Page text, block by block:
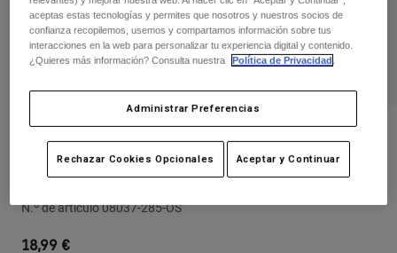
Guantes
Protecciones
Gafas de protección
Calcetines
Protecciones
Gafas de protección
Calcetines
Recambios
Camisetas y tops
Sudaderas
Ver todo
Moto
Cascos
Camisetas
Pantalones
Protecciones
Guantes
Espinillera/Rodillera Titan Peewee
N.º de artículo08037-285-OS
18,99 €
aceptas estas tecnologías y permites que nosotros y nuestros socios de
confianza recopilemos, usemos y compartamos información sobre tus
interacciones en la web para personalizar tu experiencia digital y contenido.
¿Quieres más información? Consulta nuestra
Política de Privacidad
Administrar Preferencias
Rechazar Cookies Opcionales Aceptar y Continuar